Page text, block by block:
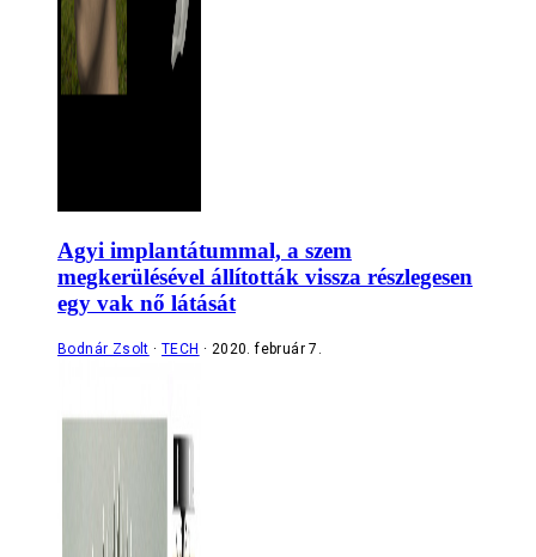
Agyi implantátummal, a szem
megkerülésével állították vissza részlegesen
egy vak nő látását
Bodnár Zsolt TECH 2020. február 7.